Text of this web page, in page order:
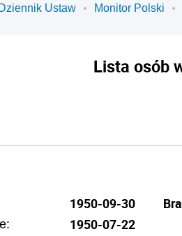
Dziennik Ustaw Monitor Polski
Lista osób
1950-09-30
1950-07-22